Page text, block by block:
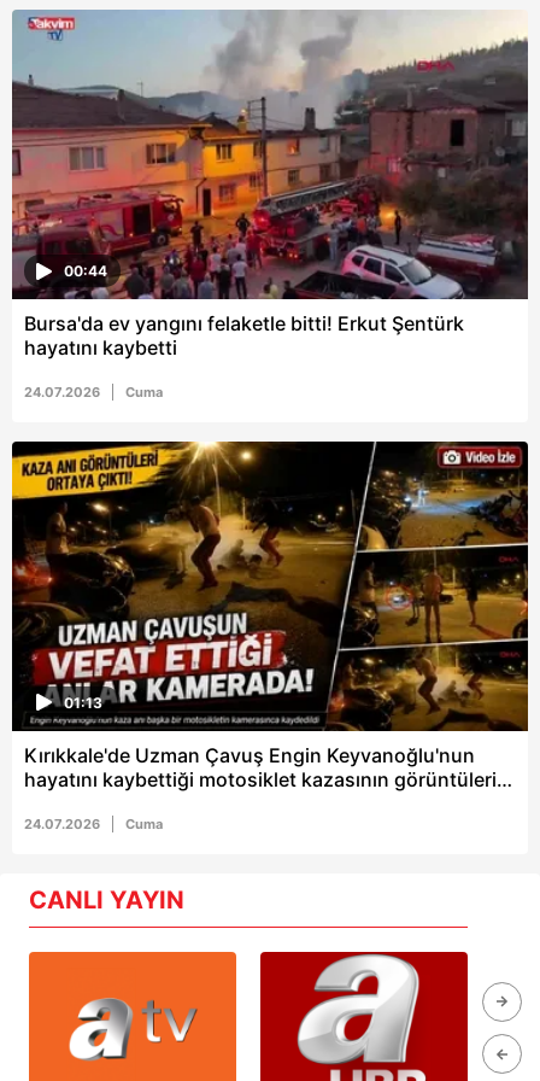
00:44
Bursa'da ev yangını felaketle bitti! Erkut Şentürk
hayatını kaybetti
24.07.2026 Cuma
01:13
Kırıkkale'de Uzman Çavuş Engin Keyvanoğlu'nun
hayatını kaybettiği motosiklet kazasının görüntüleri
24.07.2026 Cuma
CANLI YAYIN